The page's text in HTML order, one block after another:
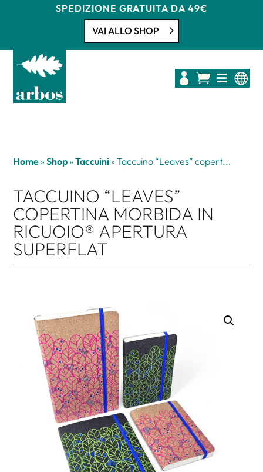
SPEDIZIONE GRATUITA DA 49€
VAI ALLO SHOP
   
Home »Shop »Taccuini »Taccuino “Leaves” copert...
TACCUINO “LEAVES”
COPERTINA MORBIDA IN
RICUOIO® APERTURA
SUPERFLAT